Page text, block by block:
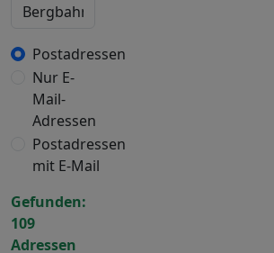
Postadressen
Nur E-
Mail-
Adressen
Postadressen
mit E-Mail
Gefunden:
109
Adressen